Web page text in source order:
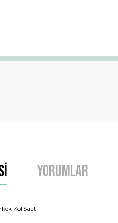
Yorumlar
Kol Saati